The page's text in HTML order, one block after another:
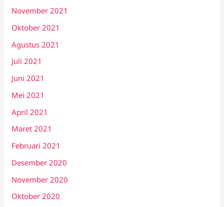
November 2021
Oktober 2021
Agustus 2021
Juli 2021
Juni 2021
Mei 2021
April 2021
Maret 2021
Februari 2021
Desember 2020
November 2020
Oktober 2020